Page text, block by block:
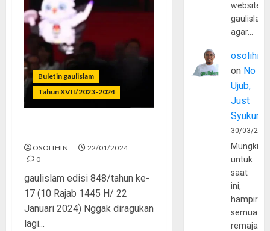
Buletin gaulislam
Tahun XVII/2023-2024
OSOLIHIN
22/01/2024
0
gaulislam edisi 848/tahun ke-
17 (10 Rajab 1445 H/ 22
Januari 2024) Nggak diragukan
lagi...
website
agar…
osolihin
on No
Ujub,
Just
Syukur
30/03/
Mungkin
untuk
saat
ini,
hampir
semua
remaja